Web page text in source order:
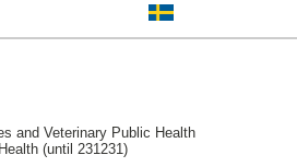
and Veterinary Public Health
(until 231231)